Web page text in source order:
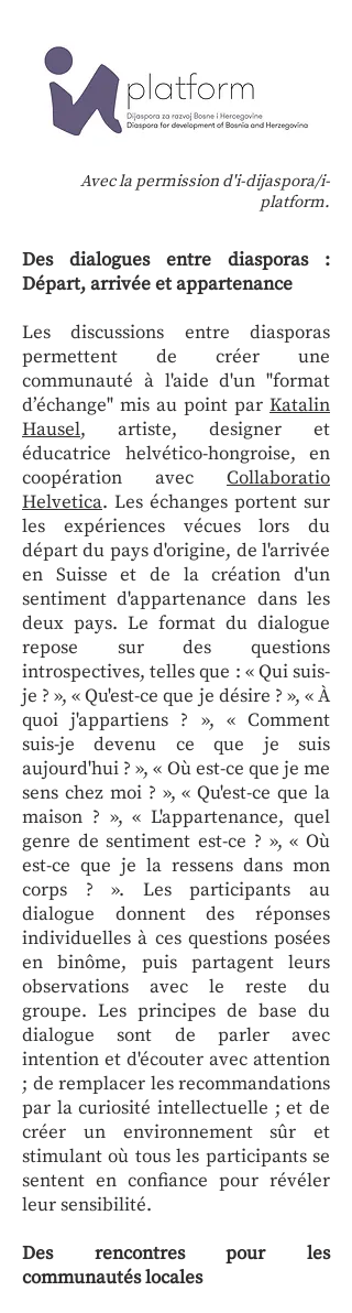
Avec la permission d'i-dijaspora/i-
platform.
Des dialogues entre diasporas :
Départ, arrivée et appartenance
Les discussions entre diasporas
permettent de créer une
communauté à l'aide d'un "format
d’échange" mis au point par Katalin
Hausel, artiste, designer et
éducatrice helvético-hongroise, en
coopération avec Collaboratio
Helvetica. Les échanges portent sur
les expériences vécues lors du
départ du pays d'origine, de l'arrivée
en Suisse et de la création d'un
sentiment d'appartenance dans les
deux pays. Le format du dialogue
repose sur des questions
introspectives, telles que : « Qui suis-
je ? », « Qu'est-ce que je désire ? », « À
quoi j'appartiens ? », « Comment
suis-je devenu ce que je suis
aujourd'hui ? », « Où est-ce que je me
sens chez moi ? », « Qu'est-ce que la
maison ? », « L'appartenance, quel
genre de sentiment est-ce ? », « Où
est-ce que je la ressens dans mon
corps ? ». Les participants au
dialogue donnent des réponses
individuelles à ces questions posées
en binôme, puis partagent leurs
observations avec le reste du
groupe. Les principes de base du
dialogue sont de parler avec
intention et d'écouter avec attention
; de remplacer les recommandations
par la curiosité intellectuelle ; et de
créer un environnement sûr et
stimulant où tous les participants se
sentent en confiance pour révéler
leur sensibilité.
Des rencontres pour les
communautés locales